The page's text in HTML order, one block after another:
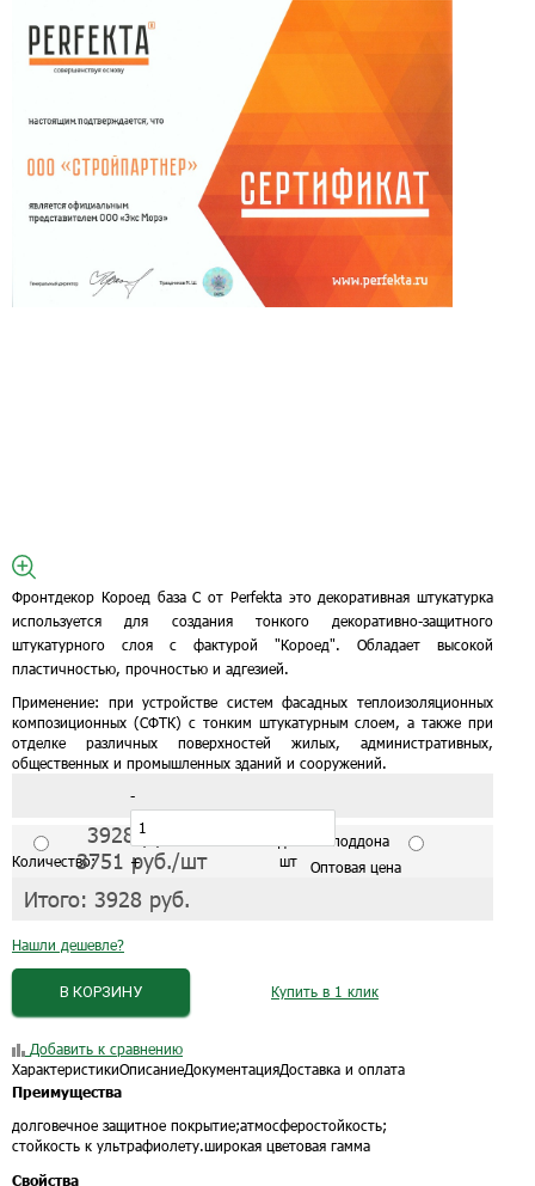
Фронтдекор Короед база C от Perfekta это декоративная штукатурка
используется для создания тонкого декоративно-защитного
штукатурного слоя с фактурой "Короед". Обладает высокой
пластичностью, прочностью и адгезией.
Применение: при устройстве систем фасадных теплоизоляционных
композиционных (СФТК) с тонким штукатурным слоем, а также при
отделке различных поверхностей жилых, административных,
общественных и промышленных зданий и сооружений.
Количество:
-
+ шт
3928руб./шт С завода от 1 поддона
3751 руб./шт Оптовая цена
Итого: 3928 руб.
Нашли дешевле?
Купить в 1 клик
В КОРЗИНУ
Добавить к сравнению
ХарактеристикиОписаниеДокументацияДоставка и оплата
Преимущества
долговечное защитное покрытие;атмосферостойкость;
стойкость к ультрафиолету.широкая цветовая гамма
Свойства